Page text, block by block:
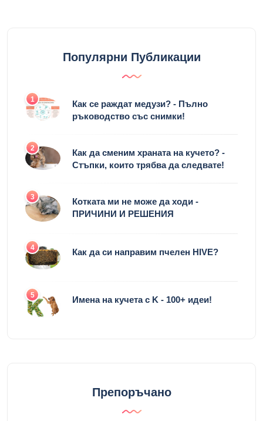
Популярни Публикации
1
Как се раждат медузи? - Пълно
ръководство със снимки!
2
Как да сменим храната на кучето? -
Стъпки, които трябва да следвате!
3
Котката ми не може да ходи -
ПРИЧИНИ И РЕШЕНИЯ
4 Как да си направим пчелен HIVE?
5 Имена на кучета с K - 100+ идеи!
Препоръчано